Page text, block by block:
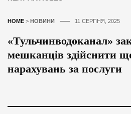
HOME > НОВИНИ 11 СЕРПНЯ, 2025
«Тульчинводоканал»
мешканців здійснити
нарахувань за послуги